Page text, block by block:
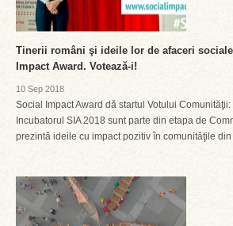
Tinerii români şi ideile lor de afaceri
Impact Award. Votează-i!
10 Sep 2018
Social Impact Award dă startul Votului
Incubatorul SIA 2018 sunt parte din etapa de
prezintă ideile cu impact pozitiv în comunităţile